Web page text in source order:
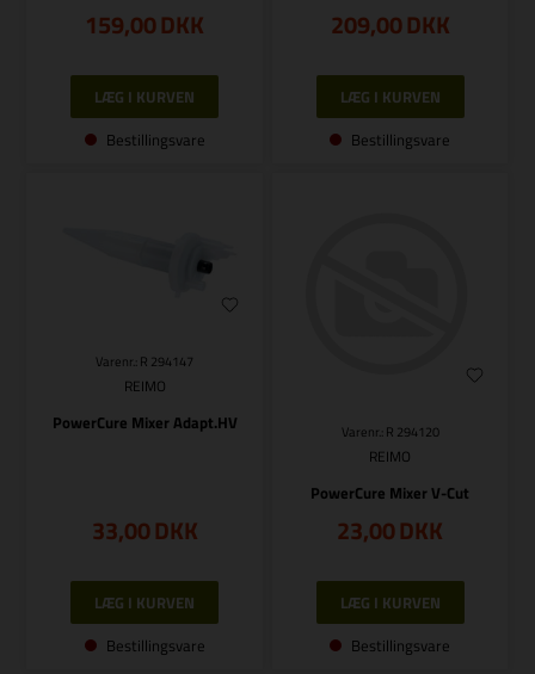
159,00DKK
Bestillingsvare
209,00DKK
Bestillingsvare
Varenr.: R 294147
REIMO
PowerCure Mixer Adapt.HV
33,00DKK
Bestillingsvare
Varenr.: R 294120
REIMO
PowerCure Mixer V-Cut
23,00DKK
Bestillingsvare